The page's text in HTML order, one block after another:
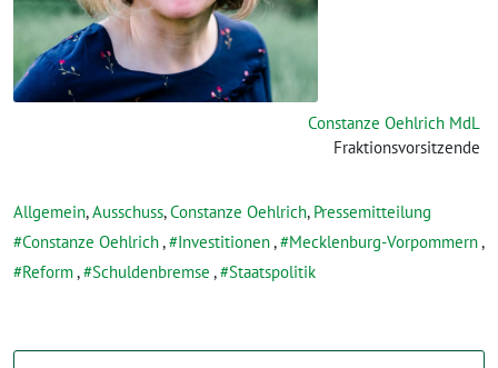
Constanze Oehlrich MdL
Fraktionsvorsitzende
Allgemein,Ausschuss,Constanze Oehlrich, Pressemitteilung
Constanze Oehlrich, Investitionen, Mecklenburg-Vorpommern,
Reform, Schuldenbremse , Staatspolitik